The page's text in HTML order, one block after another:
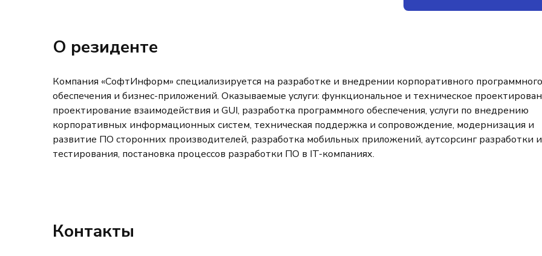
О резиденте
Компания «СофтИнформ» специализируется на разработке и внедрении корпоративного программного
обеспечения и бизнес-приложений. Оказываемые услуги: функциональное и техническое
проектирование взаимодействия и GUI, разработка программного обеспечения, услуги по внедрению
корпоративных информационных систем, техническая поддержка и сопровождение, модернизация и
развитие ПО сторонних производителей, разработка мобильных приложений, аутсорсинг разработки и
тестирования, постановка процессов разработки ПО в IT-компаниях.
Контакты